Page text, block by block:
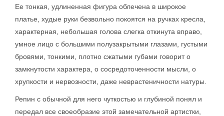
Ее тонкая, удлиненная фигура облечена в широкое
платье, худые руки безвольно покоятся на ручках кресла,
характерная, небольшая голова слегка откинута вправо,
умное лицо с большими полузакрытыми глазами, густыми
бровями, тонкими, плотно сжатыми губами говорит о
замкнутости характера, о сосредоточенности мысли, о
хрупкости и нервозности, даже неврастеничности натуры.
Репин с обычной для него чуткостью и глубиной понял и
передал все своеобразие этой замечательной артистки,